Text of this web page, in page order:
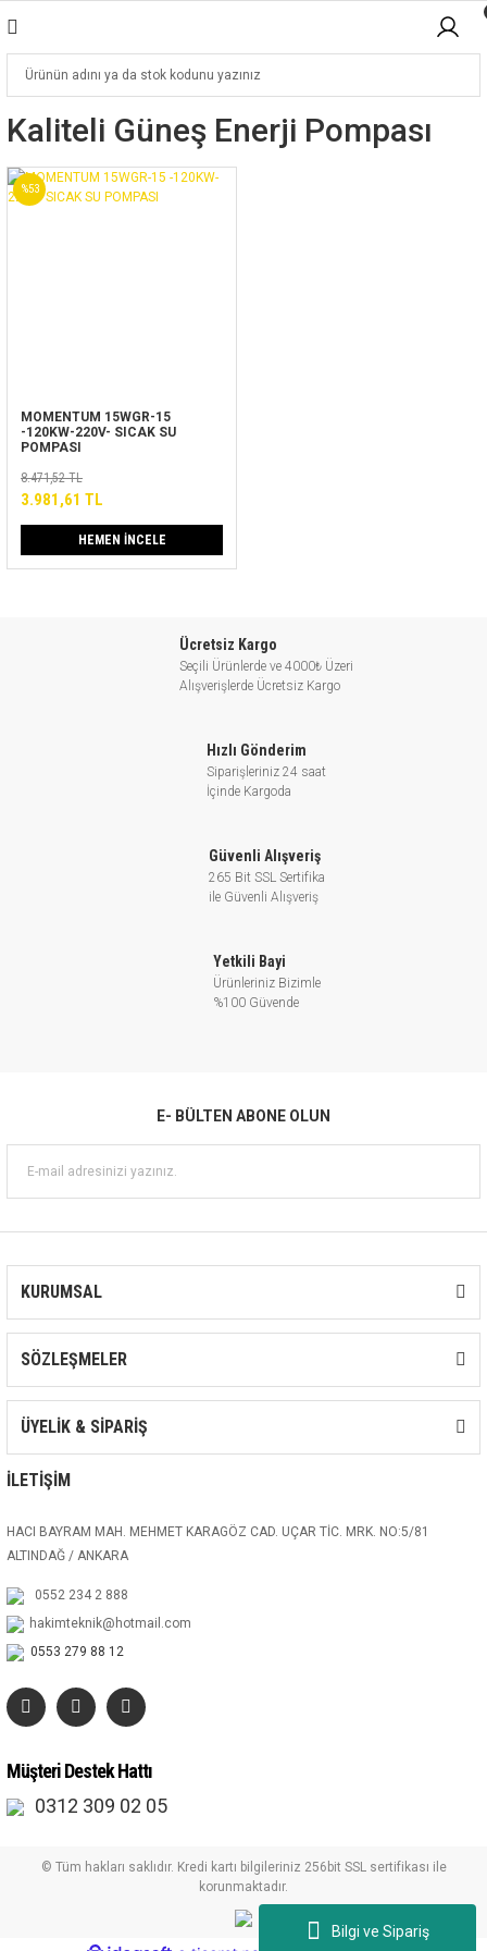
Bilgi ve Sipariş
Kaliteli Güneş Enerji Pompası
%53
MOMENTUM 15WGR-15
-120KW-220V- SICAK SU
POMPASI
8.471,52 TL
3.981,61 TL
HEMEN İNCELE
Ücretsiz Kargo
Seçili Ürünlerde ve 4000₺ Üzeri
Alışverişlerde Ücretsiz Kargo
Hızlı Gönderim
Siparişleriniz 24 saat
İçinde Kargoda
Güvenli Alışveriş
265 Bit SSL Sertifika
ile Güvenli Alışveriş
Yetkili Bayi
Ürünleriniz Bizimle
%100 Güvende
E- BÜLTEN ABONE OLUN
KURUMSAL
SÖZLEŞMELER
ÜYELİK & SİPARİŞ
İLETİŞİM
HACI BAYRAM MAH. MEHMET KARAGÖZ CAD. UÇAR TİC. MRK. NO:5/81
ALTINDAĞ / ANKARA
0552 234 2 888
hakimteknik@hotmail.com
0553 279 88 12
Müşteri Destek Hattı
0312 309 02 05
© Tüm hakları saklıdır. Kredi kartı bilgileriniz 256bit SSL sertifikası ile
korunmaktadır.